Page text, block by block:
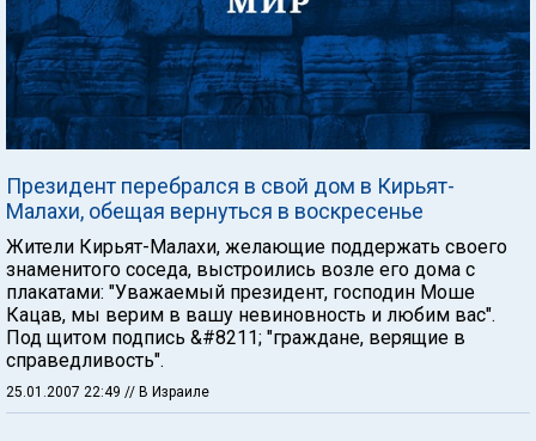
Президент перебрался в свой дом в Кирьят-
Малахи, обещая вернуться в воскресенье
Жители Кирьят-Малахи, желающие поддержать своего
знаменитого соседа, выстроились возле его дома с
плакатами: "Уважаемый президент, господин Моше
Кацав, мы верим в вашу невиновность и любим вас".
Под щитом подпись &#8211; "граждане, верящие в
справедливость".
25.01.2007 22:49 // В Израиле